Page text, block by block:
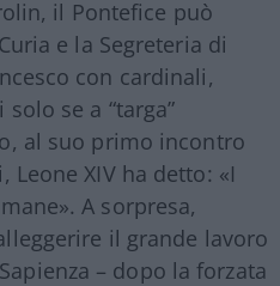
il Pontefice può
e la Segreteria di
con cardinali,
se a “targa”
al suo primo incontro
XIV ha detto: «I
A sorpresa,
il grande lavoro
– dopo la forzata